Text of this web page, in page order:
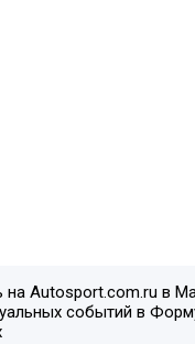
на Autosport.com.ru в
событий в